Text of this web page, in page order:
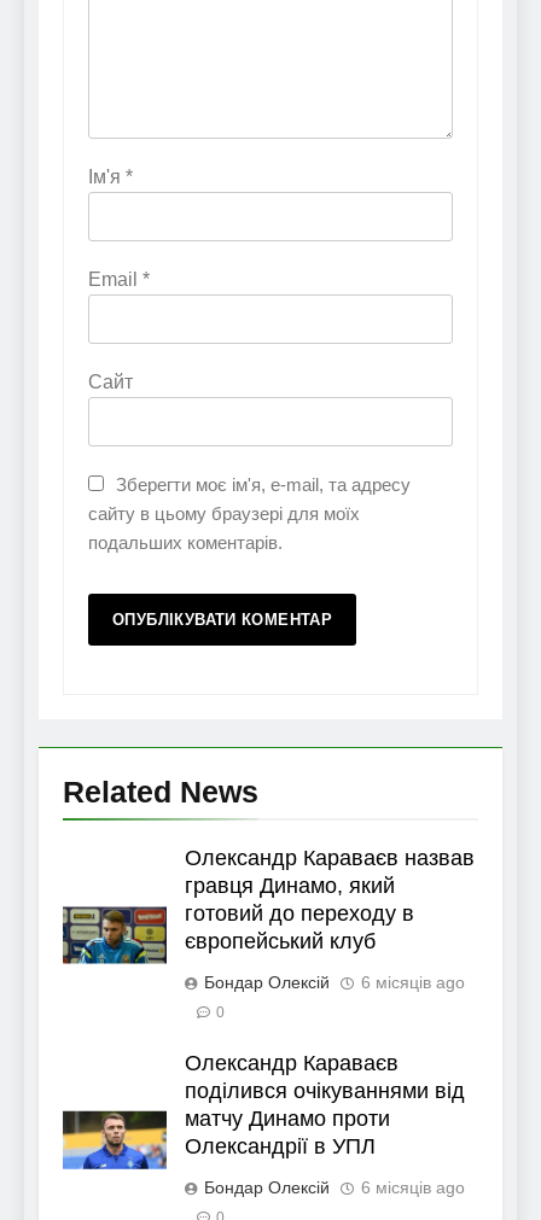
Ім'я *
Email *
Сайт
Зберегти моє ім'я, e-mail, та адресу
сайту в цьому браузері для моїх
подальших коментарів.
Related News
Олександр Караваєв назвав
гравця Динамо, який
готовий до переходу в
європейський клуб
Бондар Олексій 6 місяців ago
0
Олександр Караваєв
поділився очікуваннями від
матчу Динамо проти
Олександрії в УПЛ
Бондар Олексій 6 місяців ago